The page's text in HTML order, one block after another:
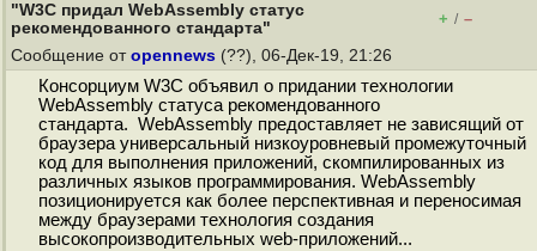
"W3C придал WebAssembly статус
рекомендованного стандарта"
+ / –
Сообщение от opennews (??), 06-Дек-19, 21:26
Консорциум W3C объявил о придании технологии
WebAssembly статуса рекомендованного
стандарта. WebAssembly предоставляет не зависящий от
браузера универсальный низкоуровневый промежуточный
код для выполнения приложений, скомпилированных из
различных языков программирования. WebAssembly
позиционируется как более перспективная и переносимая
между браузерами технология создания
высокопроизводительных web-приложений...